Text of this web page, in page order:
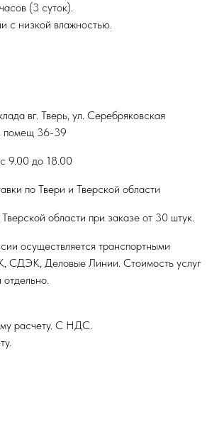
(3 суток).
с низкой влажностью.
вг. Тверь, ул. Серебряковская
помещ 36-39
9.00 до 18.00
по Твери и Тверской области
области при заказе от 30 штук.
осуществляется транспортными
СДЭК, Деловые Линии. Стоимость услуг
отдельно.
расчету. С НДС.